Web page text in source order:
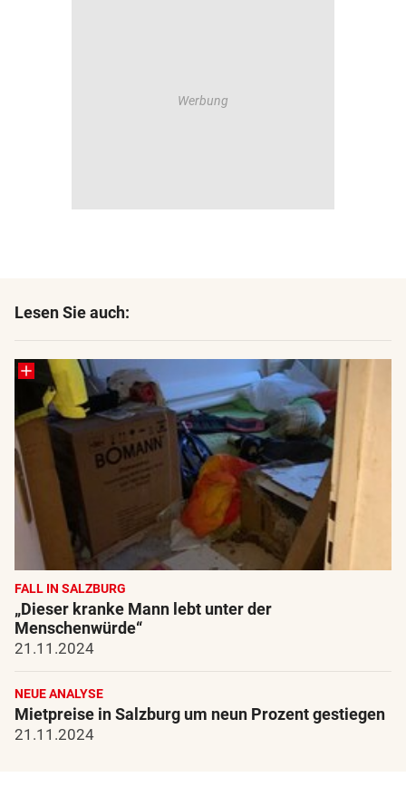
Lesen Sie auch:
FALL IN SALZBURG
„Dieser kranke Mann lebt unter der
Menschenwürde“
21.11.2024
NEUE ANALYSE
Mietpreise in Salzburg um neun Prozent gestiegen
21.11.2024